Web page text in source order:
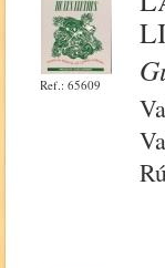
Ref.: 65609